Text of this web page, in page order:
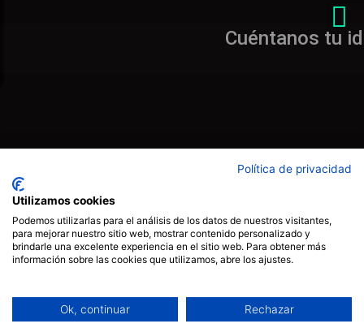
Cuéntanos tu id
Política de privacidad
Utilizamos cookies
Podemos utilizarlas para el análisis de los datos de nuestros visitantes,
para mejorar nuestro sitio web, mostrar contenido personalizado y
brindarle una excelente experiencia en el sitio web. Para obtener más
información sobre las cookies que utilizamos, abre los ajustes.
Ok, continuar Rechazar